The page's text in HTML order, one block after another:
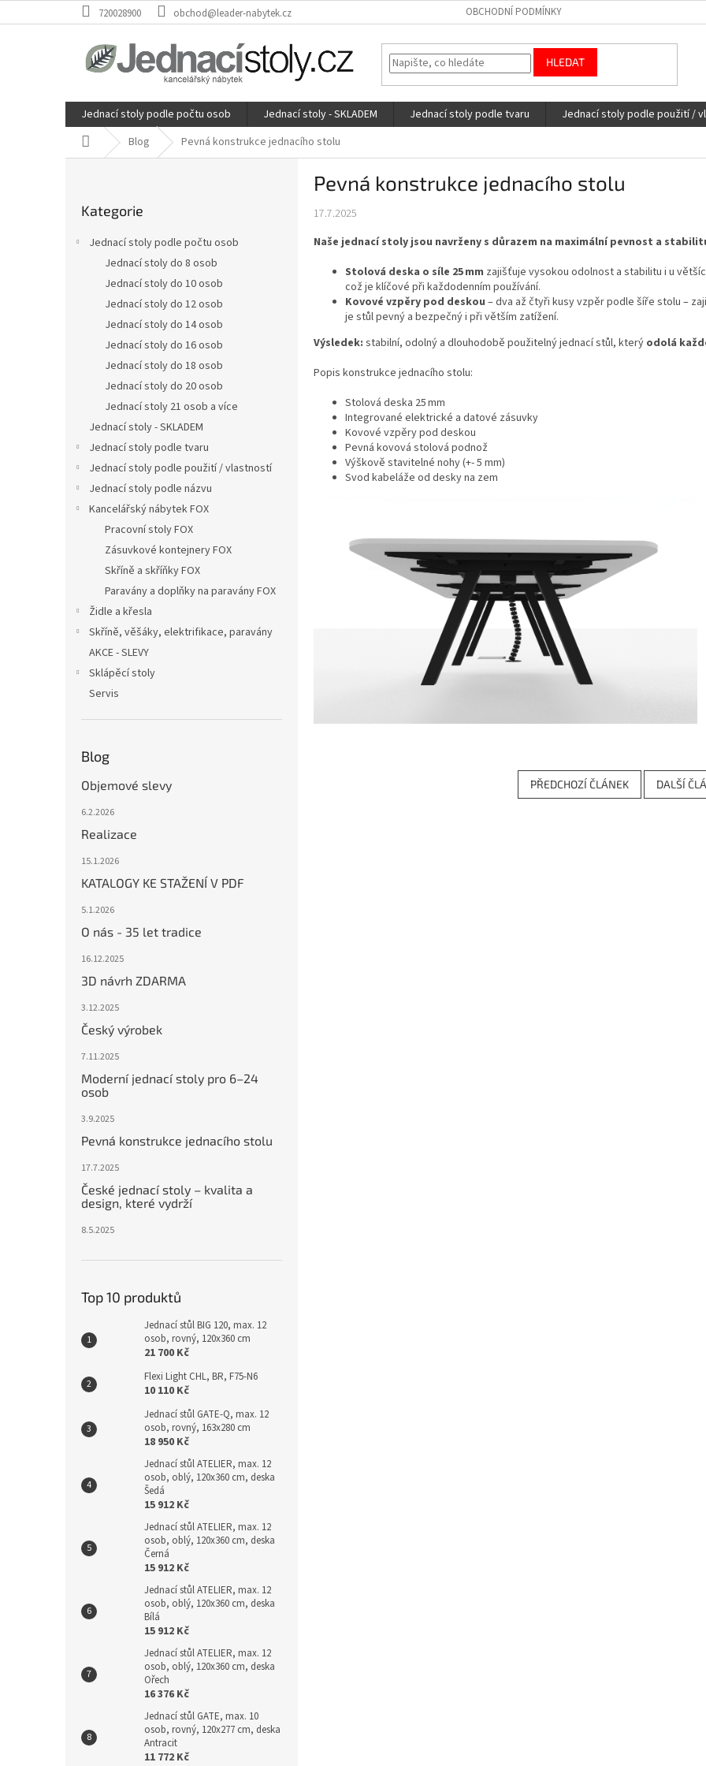
na
720028900 obchod@leader-nabytek.cz OBCHODNÍ PODMÍNKY
HLEDAT
Jednací stoly podle počtu osob Jednací stoly - SKLADEM Jednací stoly podle tvaru
Jednací stoly podle použití /
Domů Blog Pevná konstrukce jednacího stolu
kategorie
Kategorie
Jednací stoly podle počtu osob
Jednací stoly do 8 osob
Jednací stoly do 10 osob
Jednací stoly do 12 osob
Jednací stoly do 14 osob
Jednací stoly do 16 osob
Jednací stoly do 18 osob
Jednací stoly do 20 osob
Jednací stoly 21 osob a více
Jednací stoly - SKLADEM
Jednací stoly podle tvaru
Jednací stoly podle použití / vlastností
Jednací stoly podle názvu
Kancelářský nábytek FOX
Pracovní stoly FOX
Zásuvkové kontejnery FOX
Skříně a skříňky FOX
Paravány a doplňky na paravány FOX
Židle a křesla
Skříně, věšáky, elektrifikace, paravány
AKCE - SLEVY
Sklápěcí stoly
Servis
Blog
Objemové slevy
6.2.2026
Realizace
15.1.2026
KATALOGY KE STAŽENÍ V PDF
5.1.2026
O nás - 35 let tradice
16.12.2025
3D návrh ZDARMA
3.12.2025
Český výrobek
7.11.2025
Moderní jednací stoly pro 6–24
osob
3.9.2025
Pevná konstrukce jednacího stolu
17.7.2025
České jednací stoly – kvalita a
design, které vydrží
8.5.2025
Top 10 produktů
Jednací stůl BIG 120, max. 12
osob, rovný, 120x360 cm
21 700 Kč
Flexi Light CHL, BR, F75-N6
10 110 Kč
Jednací stůl GATE-Q, max. 12
osob, rovný, 163x280 cm
18 950 Kč
Jednací stůl ATELIER, max. 12
osob, oblý, 120x360 cm, deska
Šedá
15 912 Kč
Jednací stůl ATELIER, max. 12
osob, oblý, 120x360 cm, deska
Černá
15 912 Kč
Jednací stůl ATELIER, max. 12
osob, oblý, 120x360 cm, deska
Bílá
15 912 Kč
Jednací stůl ATELIER, max. 12
osob, oblý, 120x360 cm, deska
Ořech
16 376 Kč
Jednací stůl GATE, max. 10
osob, rovný, 120x277 cm, deska
Antracit
11 772 Kč
Pevná konstrukce jednacího stolu
17.7.2025
Naše jednací stoly jsou navrženy s důrazem na maximální pevnost a
Stolová deska o síle 25 mm zajišťuje vysokou odolnost a stabilitu i u
což je klíčové při každodenním používání.
Kovové vzpěry pod deskou – dva až čtyři kusy vzpěr podle šíře stolu –
je stůl pevný a bezpečný i při větším zatížení.
Výsledek: stabilní, odolný a dlouhodobě použitelný jednací stůl, který odolá
Popis konstrukce jednacího stolu:
Stolová deska 25 mm
Integrované elektrické a datové zásuvky
Kovové vzpěry pod deskou
Pevná kovová stolová podnož
Výškově stavitelné nohy (+- 5 mm)
Svod kabeláže od desky na zem
PŘEDCHOZÍ ČLÁNEK DALŠÍ